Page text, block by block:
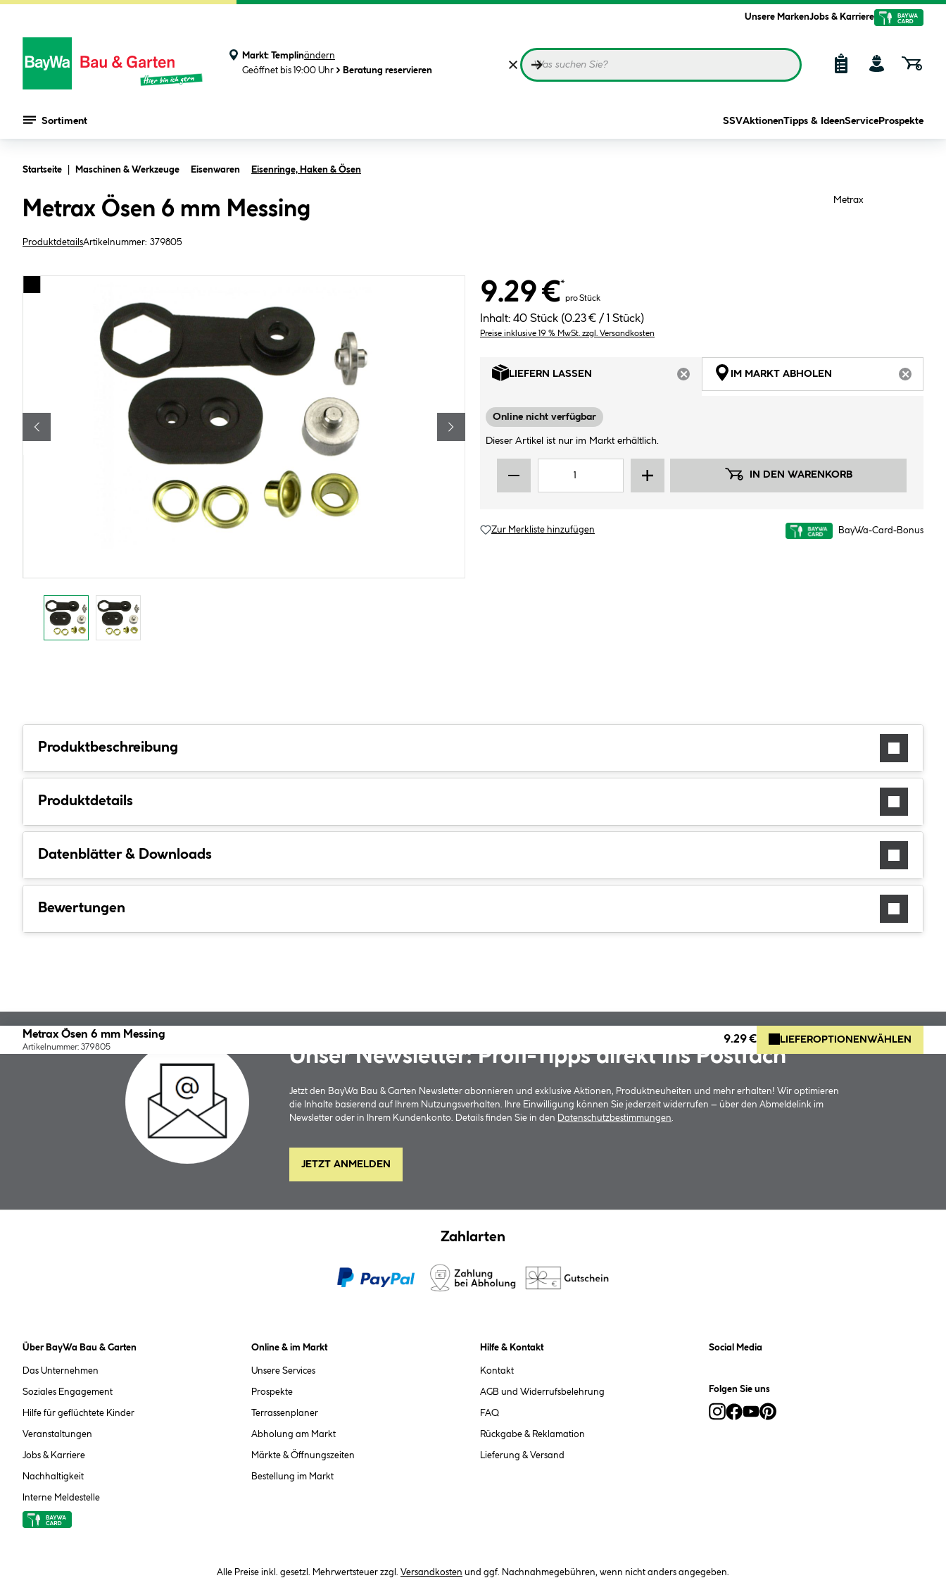
Unsere MarkenJobs & Karriere
Markt: Templinändern
Geöffnet bis 19:00 Uhr
Beratung reservieren
Sortiment SSVAktionenTipps & IdeenService Prospekte
Startseite Maschinen & Werkzeuge Eisenwaren Eisenringe, Haken & Ösen
Metrax
Metrax Ösen 6 mm Messing
ProduktdetailsArtikelnummer: 379805
9.29 €*
pro Stück
Inhalt: 40 Stück (0.23 € / 1 Stück)
Preise inklusive 19 % MwSt. zzgl. Versandkosten
LIEFERN LASSEN
ARTIKEL NICHT VERFÜGBAR
IM MARKT ABHOLEN
Online nicht verfügbar
Dieser Artikel ist nur im Markt erhältlich.
IN DEN WARENKORB
Zur Merkliste hinzufügen BayWa-Card-Bonus
Produktbeschreibung
Produktdetails
Datenblätter & Downloads
Bewertungen
Metrax Ösen 6 mm Messing
Artikelnummer: 379805
9.29 € LIEFEROPTIONEN WÄHLEN
Unser Newsletter: Profi-Tipps direkt ins Postfach
Jetzt den BayWa Bau & Garten Newsletter abonnieren und exklusive Aktionen, Produktneuheiten und mehr erhalten! Wir optimieren
die Inhalte basierend auf Ihrem Nutzungsverhalten. Ihre Einwilligung können Sie jederzeit widerrufen – über den Abmeldelink im
Newsletter oder in Ihrem Kundenkonto. Details finden Sie in den
Datenschutzbestimmungen
JETZT ANMELDEN
Zahlarten
Über BayWa Bau & Garten
Das Unternehmen
Soziales Engagement
Hilfe für geflüchtete Kinder
Veranstaltungen
Jobs & Karriere
Nachhaltigkeit
Interne Meldestelle
Online & im Markt
Unsere Services
Prospekte
Terrassenplaner
Abholung am Markt
Märkte & Öffnungszeiten
Bestellung im Markt
Hilfe & Kontakt
Kontakt
AGB und Widerrufsbelehrung
FAQ
Rückgabe & Reklamation
Lieferung & Versand
Social Media
Folgen Sie uns
Alle Preise inkl. gesetzl. Mehrwertsteuer zzgl. Versandkosten und ggf. Nachnahmegebühren, wenn nicht anders angegeben.